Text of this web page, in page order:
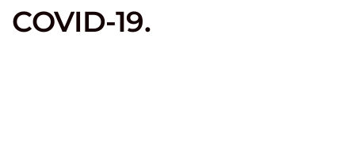
COVID-19.